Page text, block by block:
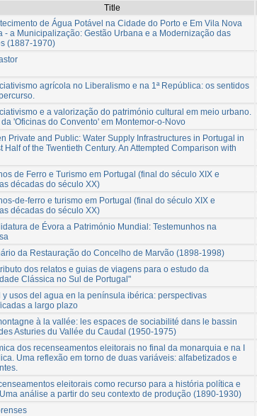
Title
de Água Potável na Cidade do Porto e Em Vila Nova
- a Municipalização: Gestão Urbana e a Modernização das
(1887-1970)
agrícola no Liberalismo e na 1ª República: os sentidos
e a valorização do património cultural em meio urbano.
da 'Oficinas do Convento' em Montemor-o-Novo
Private and Public: Water Supply Infrastructures in Portugal in
Half of the Twentieth Century. An Attempted Comparison with
de Ferro e Turismo em Portugal (final do século XIX e
décadas do século XX)
de-ferro e turismo em Portugal (final do século XIX e
décadas do século XX)
de Évora a Património Mundial: Testemunhos na
da Restauração do Concelho de Marvão (1898-1998)
dos relatos e guias de viagens para o estudo da
Clássica no Sul de Portugal"
y usos del agua en la península ibérica: perspectivas
a largo plazo
à la vallée: les espaces de sociabilité dans le bassin
Asturies du Vallée du Caudal (1950-1975)
dos recenseamentos eleitorais no final da monarquia e na I
Uma reflexão em torno de duas variáveis: alfabetizados e
eleitorais como recurso para a história política e
análise a partir do seu contexto de produção (1890-1930)